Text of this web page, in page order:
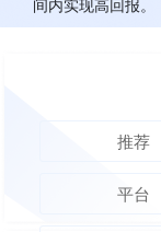
间内实现高回报。
推荐
平台